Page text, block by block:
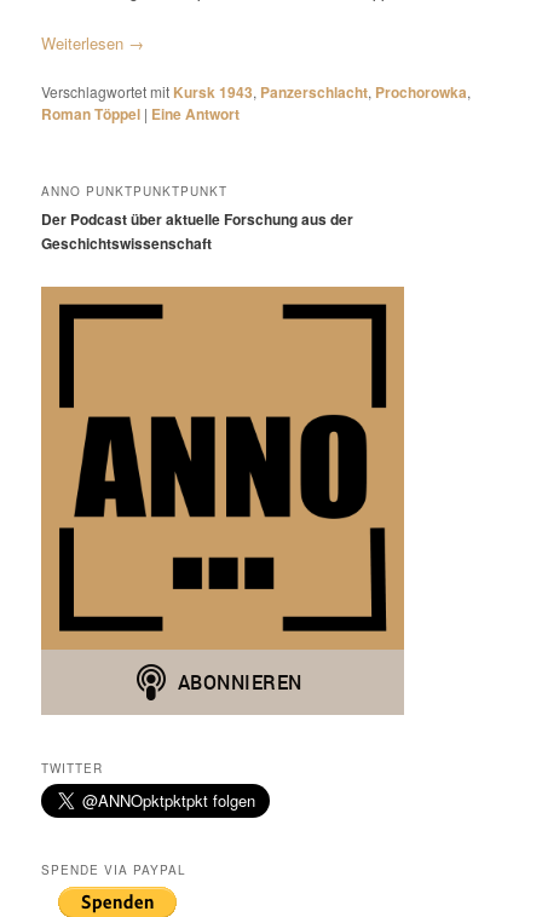
Weiterlesen →
Verschlagwortet mit Kursk 1943, Panzerschlacht, Prochorowka,
Roman Töppel | EineAntwort
ANNO PUNKTPUNKTPUNKT
Der Podcast über aktuelle Forschung aus der
Geschichtswissenschaft
TWITTER
SPENDE VIA PAYPAL